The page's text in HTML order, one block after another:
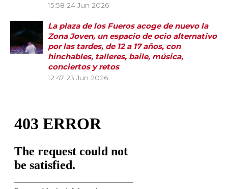
15:58 24 Jun 2026
La plaza de los Fueros acoge de nuevo la
Zona Joven, un espacio de ocio alternativo
por las tardes, de 12 a 17 años, con
hinchables, talleres, baile, música,
conciertos y retos
12:47 23 Jun 2026